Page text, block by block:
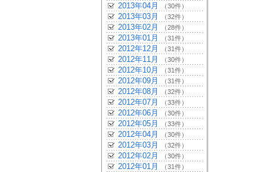
2013年04月 （30件）
2013年03月 （32件）
2013年02月 （28件）
2013年01月 （31件）
2012年12月 （31件）
2012年11月 （30件）
2012年10月 （31件）
2012年09月 （31件）
2012年08月 （32件）
2012年07月 （33件）
2012年06月 （30件）
2012年05月 （33件）
2012年04月 （30件）
2012年03月 （32件）
2012年02月 （30件）
2012年01月 （31件）